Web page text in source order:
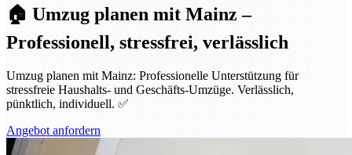
🏠 Umzug planen mit Mainz –
Professionell, stressfrei, verlässlich
Umzug planen mit Mainz: Professionelle Unterstützung für
stressfreie Haushalts- und Geschäfts-Umzüge. Verlässlich,
pünktlich, individuell. ✅
Angebot anfordern